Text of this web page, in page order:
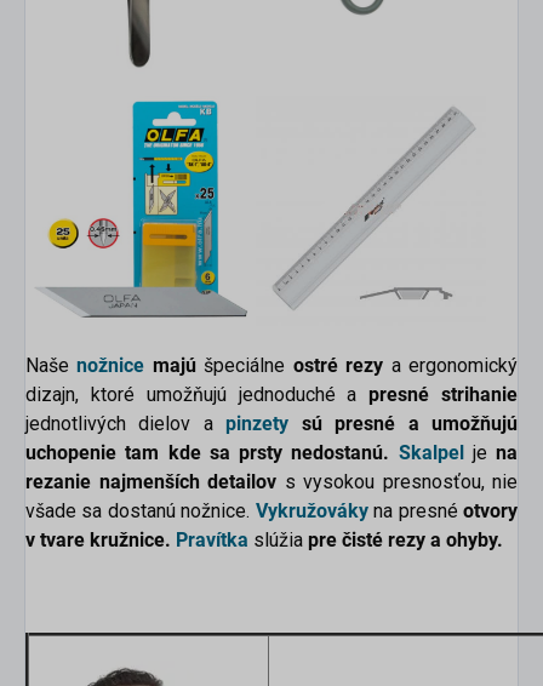
Našenožnice majúšpeciálne ostré rezy a ergonomický
dizajn, ktoré umožňujú jednoduché a presné strihanie
jednotlivých dielov apinzety sú presné a umožňujú
uchopenie tam kde sa prsty nedostanú. Skalpel je na
rezanie najmenších detailov s vysokou presnosťou, nie
všade sa dostanú nožnice. Vykružováky na presnéotvory
v tvare kružnice. Pravítka slúžia pre čisté rezy a ohyby.